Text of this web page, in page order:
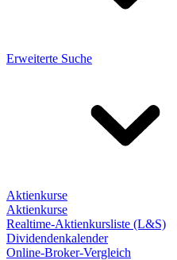
Erweiterte Suche
Aktienkurse
Aktienkurse
Realtime-Aktienkursliste (L&S)
Dividendenkalender
Online-Broker-Vergleich